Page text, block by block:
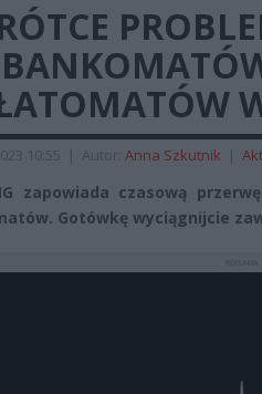
10:55 | Autor: Anna Szkutnik |
zapowiada czasową
Gotówkę wyciągnijcie